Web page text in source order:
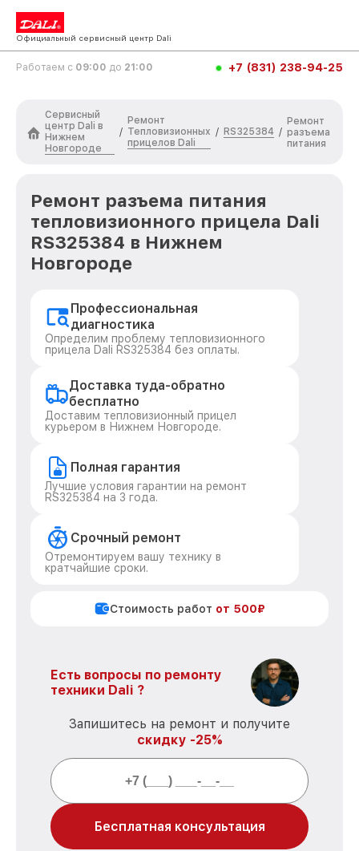
Официальный сервисный центр Dali
Работаем с 09:00 до 21:00 +7 (831) 238-94-25
Сервисный
центр Dali в
Нижнем
Новгороде
/
Ремонт
Тепловизионных
прицелов Dali
/ RS325384 /
Ремонт
разъема
питания
Ремонт разъема питания
тепловизионного прицела Dali
RS325384 в Нижнем
Новгороде
Профессиональная
диагностика
Определим проблему тепловизионного
прицела Dali RS325384 без оплаты.
Доставка туда-обратно
бесплатно
Доставим тепловизионный прицел
курьером в Нижнем Новгороде.
Полная гарантия
Лучшие условия гарантии на ремонт
RS325384 на 3 года.
Срочный ремонт
Отремонтируем вашу технику в
кратчайшие сроки.
Стоимость работ от 500₽
Есть вопросы по ремонту
техники Dali ?
Запишитесь на ремонт и получите
скидку -25%
Бесплатная консультация